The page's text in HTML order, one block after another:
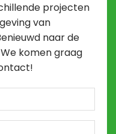
projecten
van
naar de
komen graag